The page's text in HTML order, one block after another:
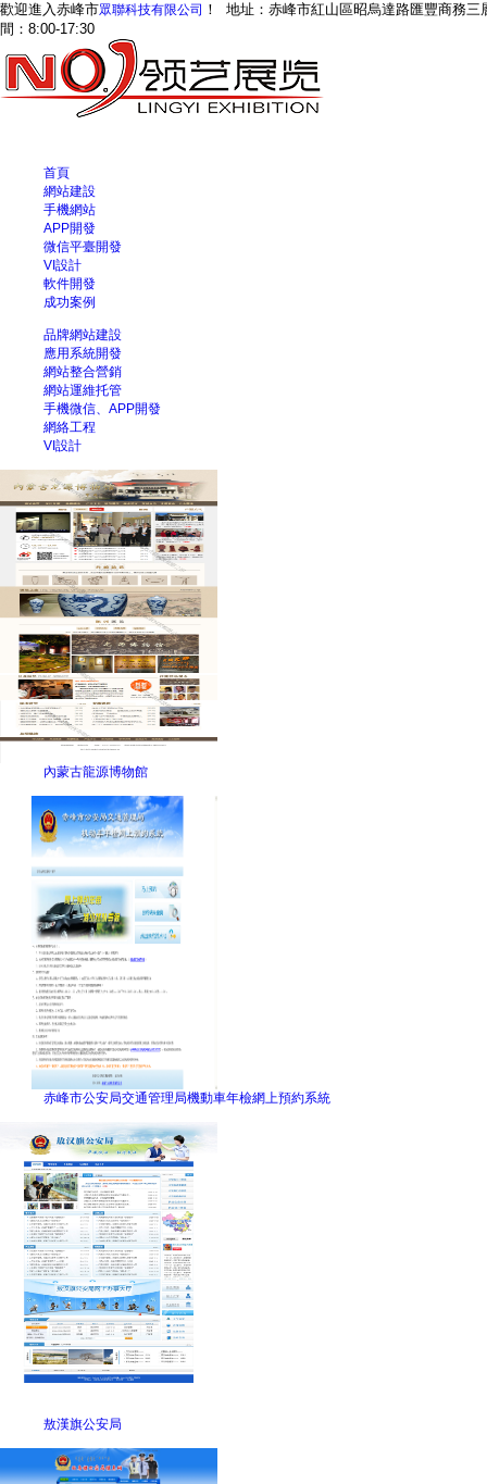
歡迎進入赤峰市眾聯科技有限公司 ！ 地址：赤峰市紅山區昭烏達路匯豐商
間：8:00-17:30
首頁
網站建設
手機網站
APP開發
微信平臺開發
VI設計
軟件開發
成功案例
品牌網站建設
應用系統開發
網站整合營銷
網站運維托管
手機微信、APP開發
網絡工程
VI設計
內蒙古龍源博物館
赤峰市公安局交通管理局機動車年檢網上預約系統
敖漢旗公安局